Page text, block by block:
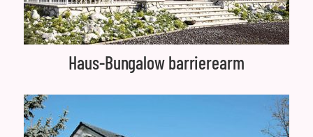
Haus-Bungalow barrierearm